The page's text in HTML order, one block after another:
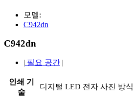
모델:
C942dn
C942dn
| 필요 공간 |
인쇄 기
술
디지털 LED 전자 사진 방식